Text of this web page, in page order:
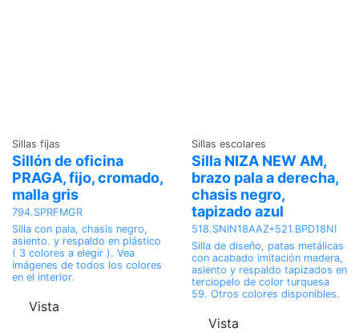
Sillas fijas
Sillón de oficina
PRAGA, fijo, cromado,
malla gris
794.SPRFMGR
Silla con pala, chasis negro,
asiento. y respaldo en plástico
( 3 colores a elegir ). Vea
imágenes de todos los colores
en el interior.
Vista
Sillas escolares
Silla NIZA NEW AM,
brazo pala a derecha,
chasis negro,
tapizado azul
518.SNIN18AAZ+521.BPD18NI
Silla de diseño, patas metálicas
con acabado imitación madera,
asiento y respaldo tapizados en
terciopelo de color turquesa
59. Otros colores disponibles.
Vista